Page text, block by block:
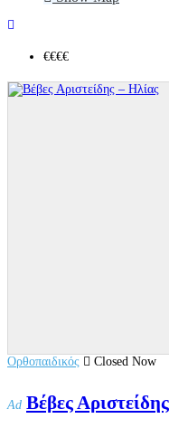
€€€€
Ορθοπαιδικός Closed Now
Ad Βέβες